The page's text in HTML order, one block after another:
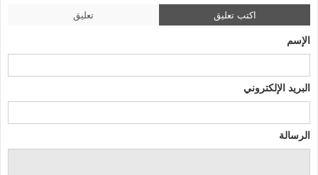
اكتب تعليق تعليق
الإسم
البريد الإلكتروني
الرسالة